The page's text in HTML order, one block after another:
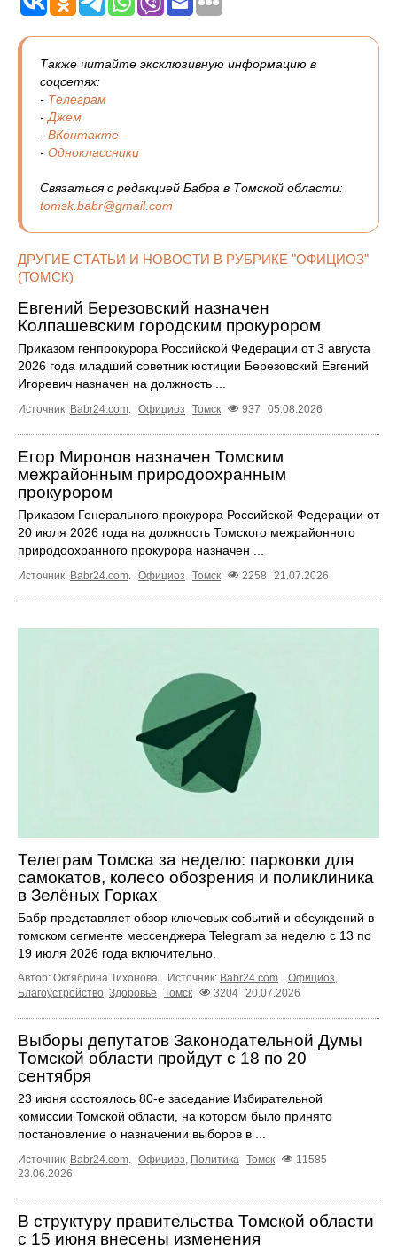
Также читайте эксклюзивную информацию в
соцсетях:
- Телеграм
- Джем
- ВКонтакте
- Одноклассники
Связаться с редакцией Бабра в Томской области:
tomsk.babr@gmail.com
ДРУГИЕ СТАТЬИ И НОВОСТИ В РУБРИКЕ "ОФИЦИОЗ"
(ТОМСК)
Евгений Березовский назначен
Колпашевским городским прокурором
Приказом генпрокурора Российской Федерации от 3 августа
2026 года младший советник юстиции Березовский Евгений
Игоревич назначен на должность ...
Источник: Babr24.com. Официоз Томск 937 05.08.2026
Егор Миронов назначен Томским
межрайонным природоохранным
прокурором
Приказом Генерального прокурора Российской Федерации от
20 июля 2026 года на должность Томского межрайонного
природоохранного прокурора назначен ...
Источник: Babr24.com. Официоз Томск 2258 21.07.2026
Телеграм Томска за неделю: парковки для
самокатов, колесо обозрения и поликлиника
в Зелёных Горках
Бабр представляет обзор ключевых событий и обсуждений в
томском сегменте мессенджера Telegram за неделю с 13 по
19 июля 2026 года включительно.
Автор: Октябрина Тихонова. Источник: Babr24.com Официоз
Благоустройство Здоровье Томск 3204 20.07.2026
Выборы депутатов Законодательной Думы
Томской области пройдут с 18 по 20
сентября
23 июня состоялось 80-е заседание Избирательной
комиссии Томской области, на котором было принято
постановление о назначении выборов в ...
Источник: Babr24.com. Официоз, Политика Томск
11585
23.06.2026
В структуру правительства Томской области
с 15 июня внесены изменения